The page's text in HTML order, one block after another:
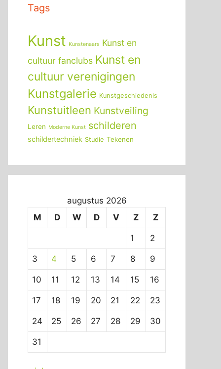
Tags
Kunst Kunstenaars Kunst en
cultuur fanclubs Kunst en
cultuur verenigingen
Kunstgalerie Kunstgeschiedenis
Kunstuitleen Kunstveiling
Leren Moderne Kunst schilderen
schildertechniek Studie Tekenen
augustus 2026
M
D W D V Z Z
1 2
3 4 5 6 7 8 9
10 11 12 13 14 15 16
17 18 19 20 21 22 23
24 25 26 27 28 29 30
31